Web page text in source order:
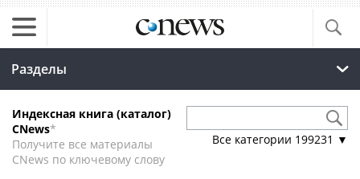
Разделы
Индексная книга (каталог)
CNews*
Получите все материалы
CNews по ключевому слову
Все категории 199231 ▼